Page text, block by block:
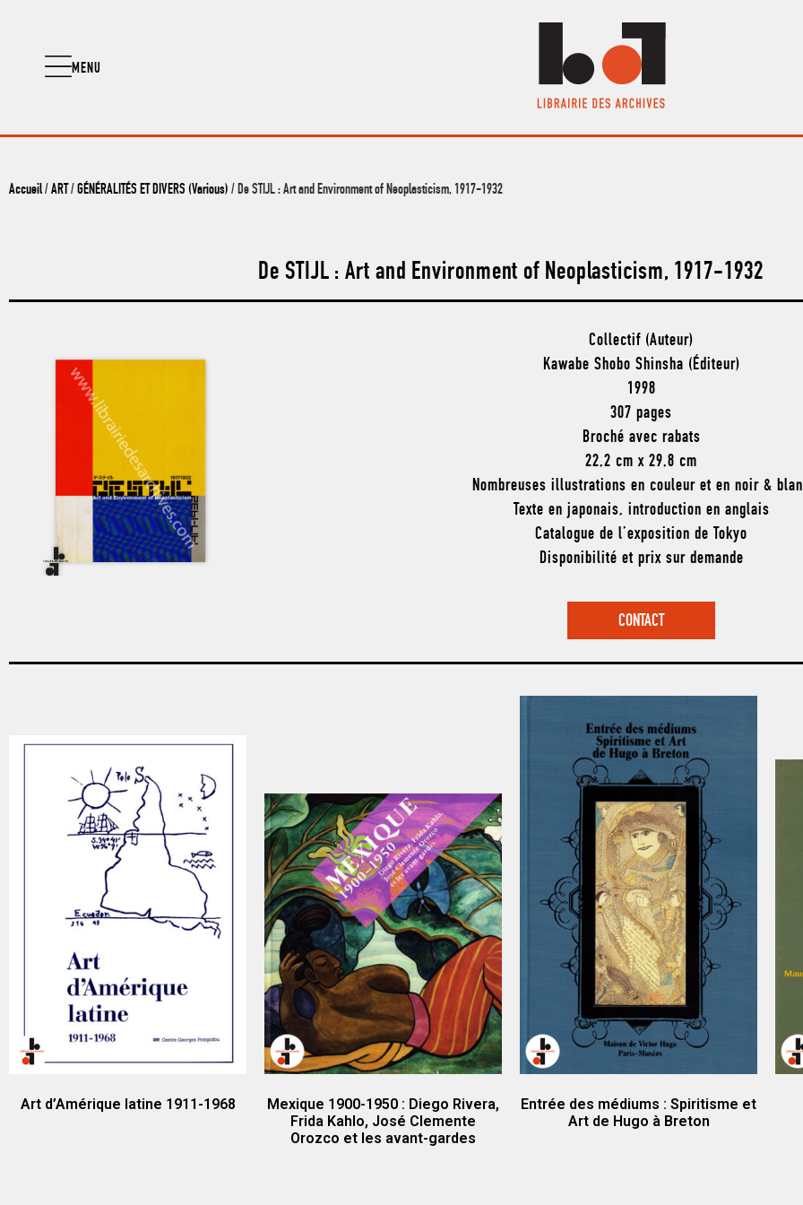
MENU
Accueil/ ART / GÉNÉRALITÉS ET DIVERS (Various) / De STIJL : Art and Environment of Neoplasticism, 1917-1932
De STIJL : Art and Environment of Neoplasticism, 1917-1932
Collectif (Auteur)
Kawabe Shobo Shinsha (Éditeur)
1998
307 pages
Broché avec rabats
22,2 cm x 29,8 cm
Nombreuses illustrations en couleur et en noir &
Texte en japonais, introduction en anglais
Catalogue de l’exposition de Tokyo
Disponibilité et prix sur demande
CONTACT
Art d’Amérique latine 1911-1968
Mexique 1900-1950 : Diego Rivera,
Frida Kahlo, José Clemente
Orozco et les avant-gardes
Entrée des médiums : Spiritisme et
Art de Hugo à Breton